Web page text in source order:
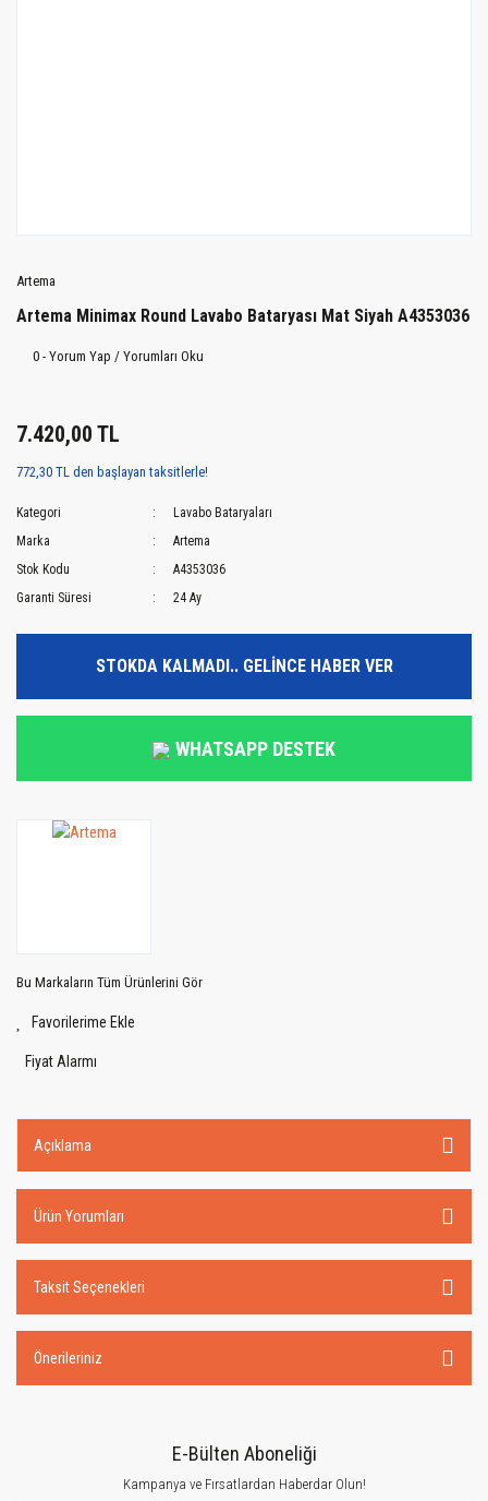
Artema
Artema Minimax Round Lavabo Bataryası Mat Siyah A4353036
0 - Yorum Yap / Yorumları Oku
7.420,00 TL
772,30 TL den başlayan taksitlerle!
Kategori
Lavabo Bataryaları
Marka
Artema
Stok Kodu
A4353036
Garanti Süresi
24 Ay
STOKDA KALMADI.. GELİNCE HABER VER
WHATSAPP DESTEK
Bu Markaların Tüm Ürünlerini Gör
Fiyat Alarmı
Açıklama
Ürün Yorumları
Taksit Seçenekleri
Önerileriniz
E-Bülten Aboneliği
Kampanya ve Fırsatlardan Haberdar Olun!